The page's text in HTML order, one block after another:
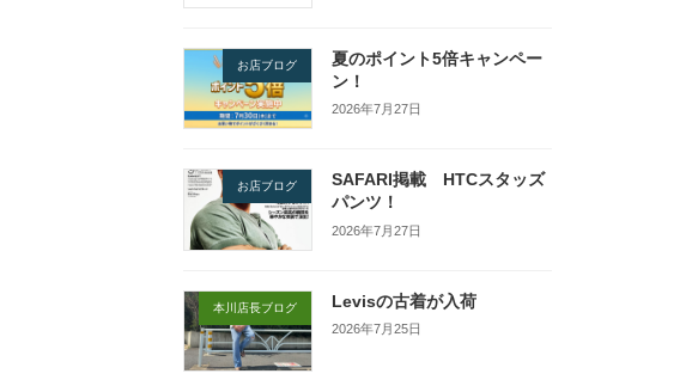
お店ブログ
夏のポイント5倍キャンペー
ン！
2026年7月27日
お店ブログ
SAFARI掲載 HTCスタッズ
パンツ！
2026年7月27日
本川店長ブログ Levisの古着が入荷
2026年7月25日